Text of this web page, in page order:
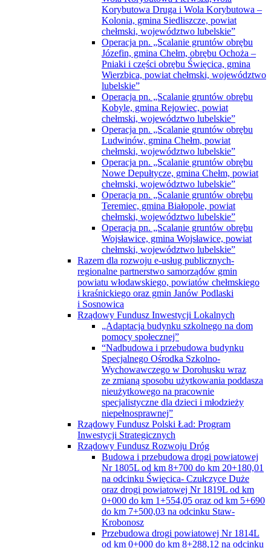
Korybutowa Druga i Wola Korybutowa –
Kolonia, gmina Siedliszcze, powiat
chełmski, województwo lubelskie”
Operacja pn. „Scalanie gruntów obrębu
Józefin, gmina Chełm, obrębu Ochoża –
Pniaki i części obrębu Święcica, gmina
Wierzbica, powiat chełmski, województwo
lubelskie”
Operacja pn. „Scalanie gruntów obrębu
Kobyle, gmina Rejowiec, powiat
chełmski, województwo lubelskie”
Operacja pn. „Scalanie gruntów obrębu
Ludwinów, gmina Chełm, powiat
chełmski, województwo lubelskie”
Operacja pn. „Scalanie gruntów obrębu
Nowe Depułtycze, gmina Chełm, powiat
chełmski, województwo lubelskie”
Operacja pn. „Scalanie gruntów obrębu
Teremiec, gmina Białopole, powiat
chełmski, województwo lubelskie”
Operacja pn. „Scalanie gruntów obrębu
Wojsławice, gmina Wojsławice, powiat
chełmski, województwo lubelskie”
Razem dla rozwoju e-usług publicznych-
regionalne partnerstwo samorządów gmin
powiatu włodawskiego, powiatów chełmskiego
i kraśnickiego oraz gmin Janów Podlaski
i Sosnowica
Rządowy Fundusz Inwestycji Lokalnych
„Adaptacja budynku szkolnego na dom
pomocy społecznej”
“Nadbudowa i przebudowa budynku
Specjalnego Ośrodka Szkolno-
Wychowawczego w Dorohusku wraz
ze zmianą sposobu użytkowania poddasza
nieużytkowego na pracownie
specjalistyczne dla dzieci i młodzieży
niepełnosprawnej”
Rządowy Fundusz Polski Ład: Program
Inwestycji Strategicznych
Rządowy Fundusz Rozwoju Dróg
Budowa i przebudowa drogi powiatowej
Nr 1805L od km 8+700 do km 20+180,01
na odcinku Święcica- Czułczyce Duże
oraz drogi powiatowej Nr 1819L od km
0+000 do km 1+554,05 oraz od km 5+690
do km 7+500,03 na odcinku Staw-
Krobonosz
Przebudowa drogi powiatowej Nr 1814L
od km 0+000 do km 8+288,12 na odcinku